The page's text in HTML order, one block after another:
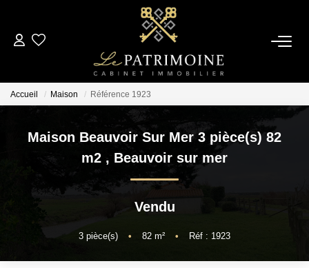
ACCUEIL
L’AGENCE
NOS ANNONCES
Ventes
Locations
Accueil Maison Référence 1923
Maison Beauvoir Sur Mer 3 pièce(s) 82
m2 , Beauvoir sur mer
Vendu
3 pièce(s) • 82 m² • Réf : 1923